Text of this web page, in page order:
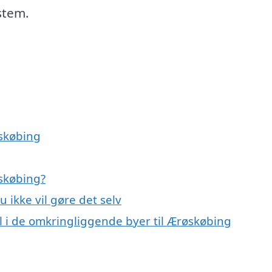
ikke vil gøre det selv
i de omkringliggende byer til Ærøskøbing